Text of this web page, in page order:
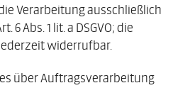
Verarbeitung ausschließlich
6 Abs. 1 lit. a DSGVO; die
widerrufbar.
über Auftragsverarbeitung